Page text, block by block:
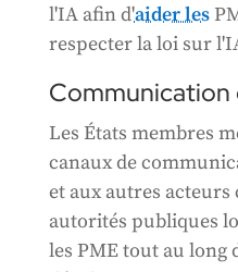
l'IA afin d'aider les
respecter la loi sur
Communication
Les États membres
canaux de
et aux autres acteurs
autorités publiques
les PME tout au long